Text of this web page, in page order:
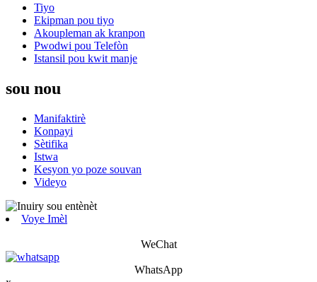
Tiyo
Ekipman pou tiyo
Akoupleman ak kranpon
Pwodwi pou Telefòn
Istansil pou kwit manje
sou nou
Manifaktirè
Konpayi
Sètifika
Istwa
Kesyon yo poze souvan
Videyo
Voye Imèl
WeChat
WhatsApp